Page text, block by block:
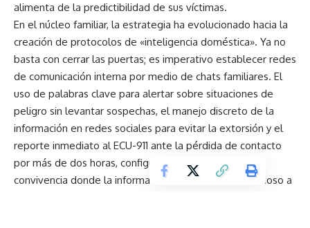
alimenta de la predictibilidad de sus víctimas.
En el núcleo familiar, la estrategia ha evolucionado hacia la
creación de protocolos de «inteligencia doméstica». Ya no
basta con cerrar las puertas; es imperativo establecer redes
de comunicación interna por medio de chats familiares. El
uso de palabras clave para alertar sobre situaciones de
peligro sin levantar sospechas, el manejo discreto de la
información en redes sociales para evitar la extorsión y el
reporte inmediato al ECU-911 ante la pérdida de contacto
por más de dos horas, configuran un nuevo código de
convivencia donde la información es el activo más valioso a